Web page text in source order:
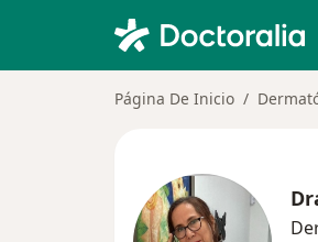
Página De Inicio